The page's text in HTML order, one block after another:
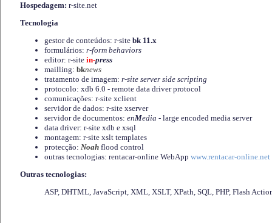
Hospedagem: r-site.net
Tecnologia
gestor de conteúdos: r-site bk 11.x
formulários: r-form behaviors
editor: r-site in-press
mailling: bknews
tratamento de imagem: r-site server side scripting
protocolo: xdb 6.0 - remote data driver protocol
comunicações: r-site xclient
servidor de dados: r-site xserver
servidor de documentos: enMedia - large encoded media server
data driver: r-site xdb e xsql
montagem: r-site xslt templates
protecção: Noah flood control
outras tecnologias: rentacar-online WebApp www.rentacar-online.net
Outras tecnologias:
ASP, DHTML, JavaScript, XML, XSLT, XPath, SQL, PHP, Flash